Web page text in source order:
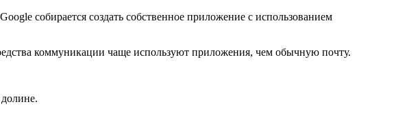
собирается создать собственное приложение с использованием
коммуникации чаще используют приложения, чем обычную почту.